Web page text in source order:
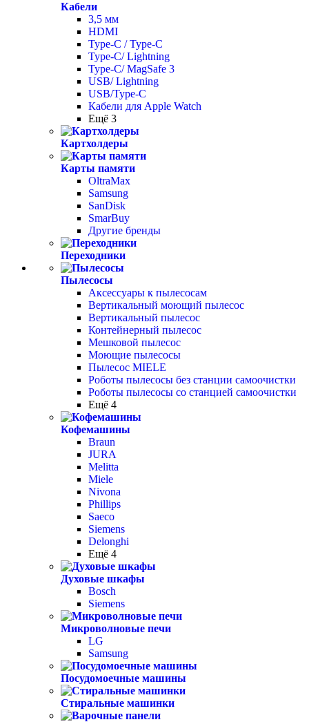
Кабели
3,5 мм
HDMI
Type-C / Type-C
Type-C/ Lightning
Type-C/ MagSafe 3
USB/ Lightning
USB/Type-C
Кабели для Apple Watch
Ещё 3
Картхолдеры
Карты памяти
OltraMax
Samsung
SanDisk
SmarBuy
Другие бренды
Переходники
Пылесосы
Аксессуары к пылесосам
Вертикальный моющий пылесос
Вертикальный пылесос
Контейнерный пылесос
Мешковой пылесос
Моющие пылесосы
Пылесос MIELE
Роботы пылесосы без станции самоочистки
Роботы пылесосы со станцией самоочистки
Ещё 4
Кофемашины
Braun
JURA
Melitta
Miele
Nivona
Phillips
Saeco
Siemens
Delonghi
Ещё 4
Духовые шкафы
Bosch
Siemens
Микроволновые печи
LG
Samsung
Посудомоечные машины
Стиральные машинки